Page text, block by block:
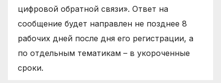
цифровой обратной связи». Ответ на
сообщение будет направлен не позднее 8
рабочих дней после дня его регистрации, а
по отдельным тематикам – в укороченные
сроки.